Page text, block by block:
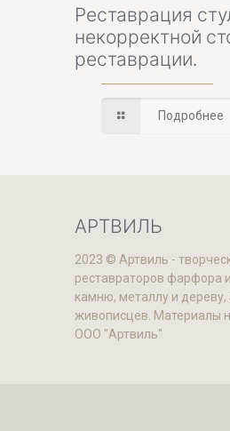
Реставрация
некорректной
реставрации.
Подробнее
АРТВИЛЬ
2023 © Артвиль -
реставраторов фарфора
камню, металлу и дереву,
живописцев. Материалы
ООО "Артвиль"